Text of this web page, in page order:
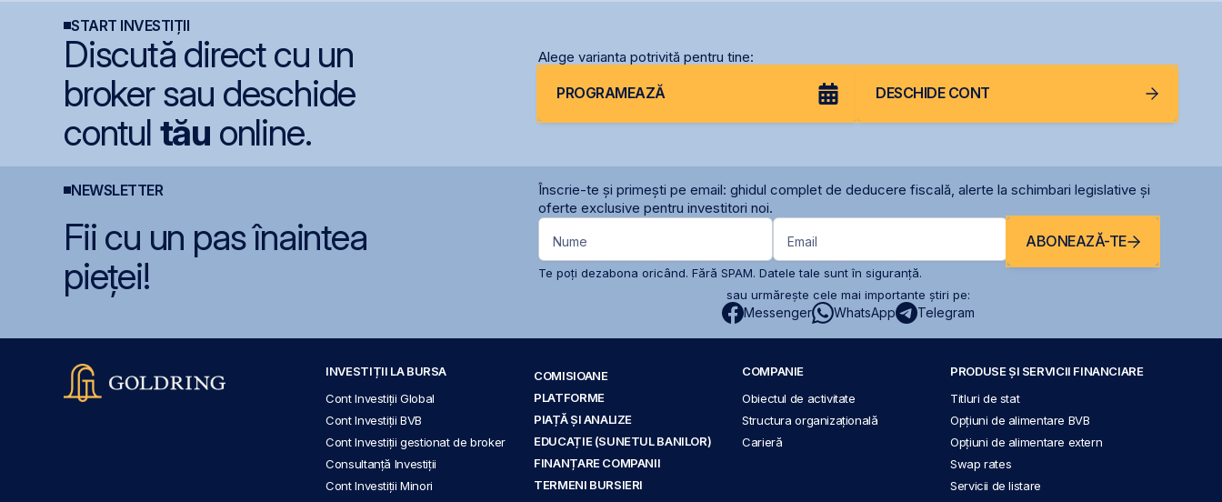
START INVESTIȚII
Discută direct cu un
broker sau deschide
contul tău online.
Alege varianta potrivită pentru tine:
PROGRAMEAZĂ DESCHIDE CONT
NEWSLETTER
Înscrie-te și primești pe email: ghidul complet de deducere fiscală, alerte la schimbari legislative și
oferte exclusive pentru investitori noi.
Fii cu un pas înaintea
pieței!
Nume Email ABONEAZĂ-TE
Te poți dezabona oricând. Fără SPAM. Datele tale sunt în siguranță.
sau urmărește cele mai importante știri pe:
Messenger WhatsApp Telegram
INVESTIȚII LA BURSA
Cont Investiții Global
Cont Investiții BVB
Cont Investiții gestionat de broker
Consultanță Investiții
Cont Investiții Minori
COMISIOANE
PLATFORME
PIAȚĂ ȘI ANALIZE
EDUCAȚIE (SUNETUL BANILOR)
FINANȚARE COMPANII
TERMENI BURSIERI
COMPANIE
Obiectul de activitate
Structura organizațională
Carieră
PRODUSE ȘI SERVICII FINANCIARE
Titluri de stat
Opțiuni de alimentare BVB
Opțiuni de alimentare extern
Swap rates
Servicii de listare